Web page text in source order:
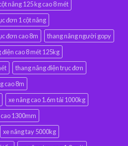
nâng 125 kg cao 8 mét
đơn 1 cột nâng
đơn cao 8m
thang nâng người gopy
cao 8 mét 125kg
thang nâng điện trục đơn
cao 8m
xe nâng cao 1.6m tải 1000kg
1300mm
xe nâng tay 5000kg